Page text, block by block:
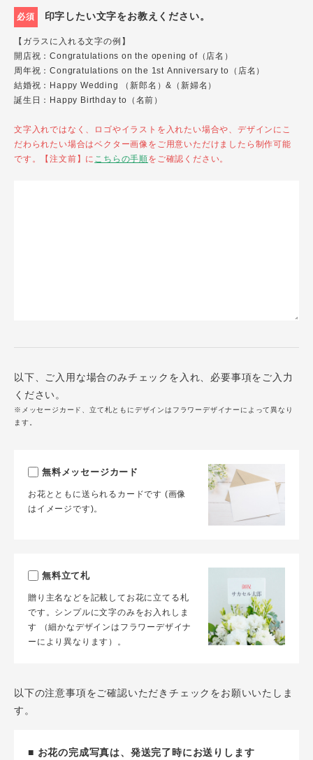
必須 印字したい文字をお教えください。
【ガラスに入れる文字の例】
開店祝：Congratulations on the opening of（店名）
周年祝：Congratulations on the 1st Anniversary to（店名）
結婚祝：Happy Wedding （新郎名）&（新婦名）
誕生日：Happy Birthday to（名前）
文字入れではなく、ロゴやイラストを入れたい場合や、デザインにこ
だわられたい場合はベクター画像をご用意いただけましたら制作可能
です。【注文前】に こちらの手順をご確認ください。
以下、ご入用な場合のみチェックを入れ、必要事項をご入力
ください。
※メッセージカード、立て札ともにデザインはフラワーデザイナーによって異なり
ます。
無料メッセージカード
お花とともに送られるカードです (画像
はイメージです)。
無料立て札
贈り主名などを記載してお花に立てる札
です。シンプルに文字のみをお入れしま
す （細かなデザインはフラワーデザイナ
ーにより異なります）。
以下の注意事項をご確認いただきチェックをお願いいたしま
す。
■ お花の完成写真は、発送完了時にお送りします